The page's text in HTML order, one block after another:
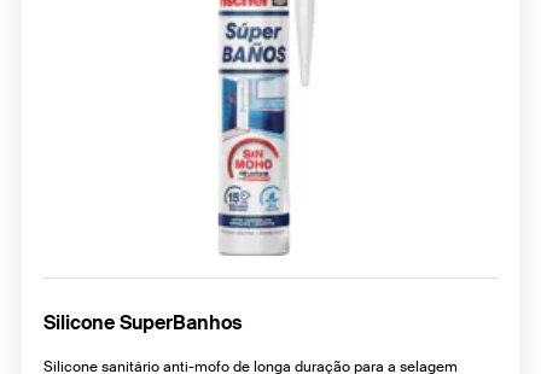
Silicone SuperBanhos
Silicone sanitário anti-mofo de longa duração para a selagem